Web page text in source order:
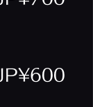
JP¥600